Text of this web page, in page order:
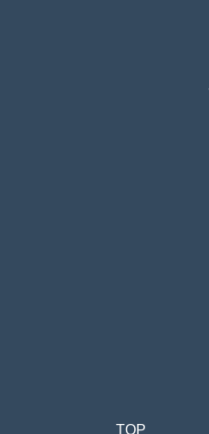
TOP